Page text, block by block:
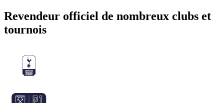
Revendeur officiel de nombreux clubs et
tournois